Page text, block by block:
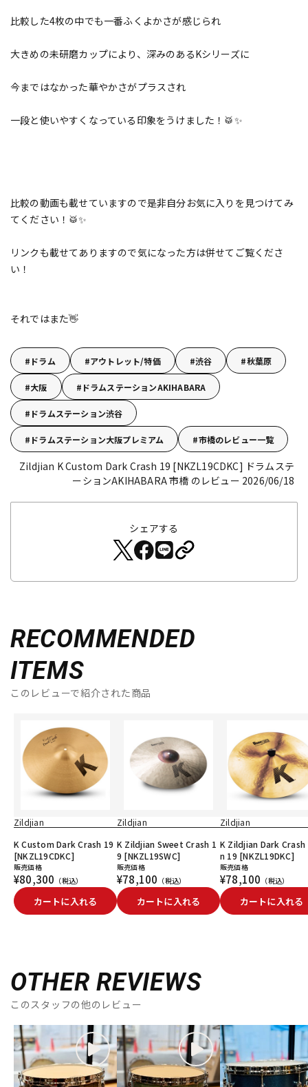
比較した4枚の中でも一番ふくよかさが感じられ
大きめの未研磨カップにより、深みのあるKシリーズに
今まではなかった華やかさがプラスされ
一段と使いやすくなっている印象をうけました！🥁✨
比較の動画も載せていますので是非自分お気に入りを見つけてみ
てください！🥁✨
リンクも載せてありますので気になった方は併せてご覧くださ
い！
それではまた👋
ドラム アウトレット/特価 渋谷 秋葉原
大阪 ドラムステーションAKIHABARA
ドラムステーション渋谷
ドラムステーション大阪プレミアム 市橋のレビュー一覧
Zildjian K Custom Dark Crash 19 [NKZL19CDKC] ドラムステ
ーションAKIHABARA 市橋 のレビュー 2026/06/18
シェアする
RECOMMENDED
ITEMS
このレビューで紹介された商品
Zildjian
K Custom Dark Crash 19
[NKZL19CDKC]
販売価格
¥80,300 （税込）
カートに入れる
Zildjian
K Zildjian Sweet Crash 1
9 [NKZL19SWC]
販売価格
¥78,100 （税込）
カートに入れる
Zildjian
K Zildjian Dark Crash
n 19 [NKZL19DKC]
販売価格
¥78,100 （税込）
カートに入れる
OTHER REVIEWS
このスタッフの他のレビュー